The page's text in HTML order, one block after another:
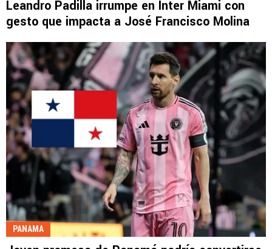
Leandro Padilla irrumpe en Inter Miami con
gesto que impacta a José Francisco Molina
PANAMA